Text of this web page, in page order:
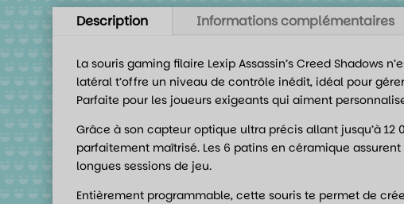
Description Informations complémentaires
La souris gaming filaire Lexip Assassin’s Creed Shadows
latéral t’offre un niveau de contrôle inédit, idéal pour
Parfaite pour les joueurs exigeants qui aiment
Grâce à son capteur optique ultra précis allant jusqu’à
parfaitement maîtrisé. Les 6 patins en céramique
longues sessions de jeu.
Entièrement programmable, cette souris te permet de